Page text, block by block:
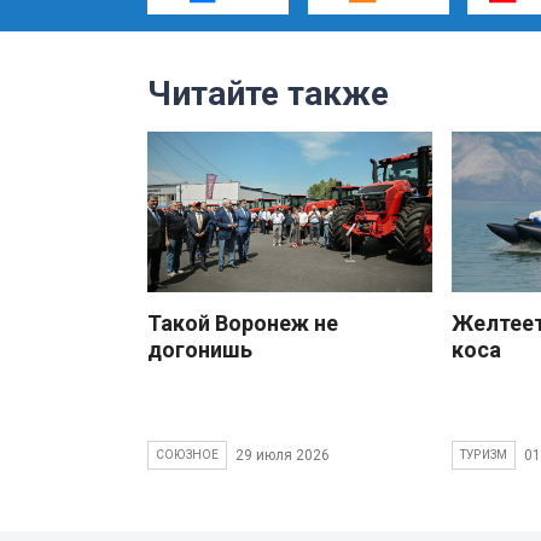
Читайте также
Такой Воронеж не
догонишь
СОЮЗНОЕ 29 июля 2026
коса
ТУРИЗМ